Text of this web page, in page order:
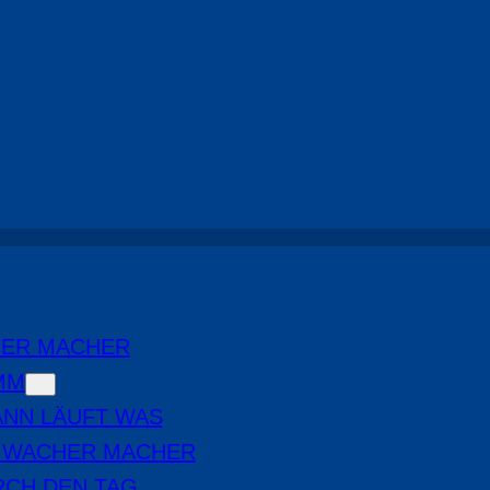
MACHER
LÄUFT WAS
MACHER